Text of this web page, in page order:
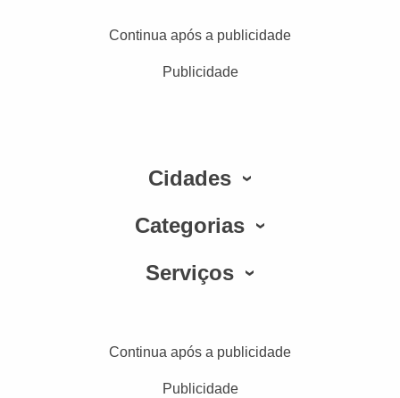
Continua após a publicidade
Publicidade
Cidades
Categorias
Serviços
Continua após a publicidade
Publicidade